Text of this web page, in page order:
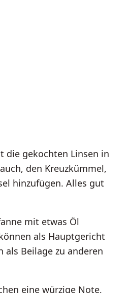
die gekochten Linsen in
den Kreuzkümmel,
hinzufügen. Alles gut
mit etwas Öl
als Hauptgericht
als Beilage zu anderen
eine würzige Note,